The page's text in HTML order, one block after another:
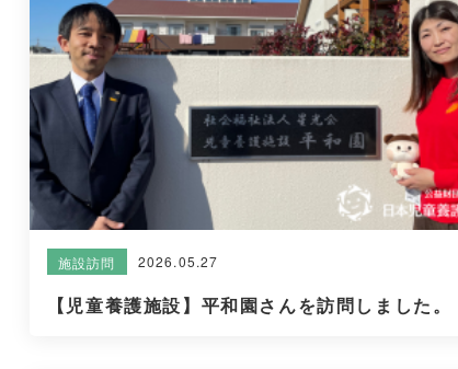
施設訪問 2026.05.27
【児童養護施設】平和園さんを訪問しました。